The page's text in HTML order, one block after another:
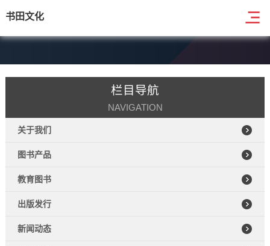
书田文化
栏目导航
NAVIGATION
关于我们
图书产品
教育图书
出版发行
新闻动态